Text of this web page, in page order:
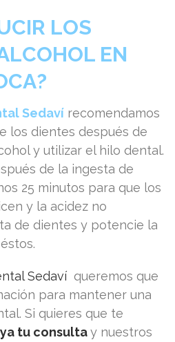
LOS
EN
Sedaví recomendamos
los dientes después de
y utilizar el hilo dental.
de la ingesta de
25 minutos para que los
y la acidez no
de dientes y potencie la
Sedaví queremos que
para mantener una
Si quieres que te
tu consultay nuestros